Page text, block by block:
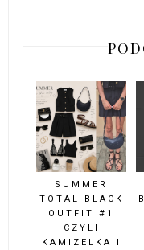
SUMMER
TOTAL BLACK
OUTFIT #1
CZYLI
KAMIZELKA I